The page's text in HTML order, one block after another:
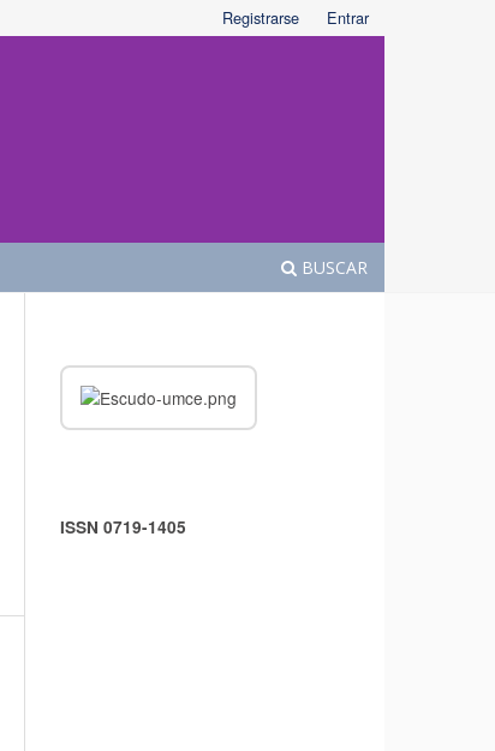
BUSCAR
Registrarse Entrar
ISSN 0719-1405